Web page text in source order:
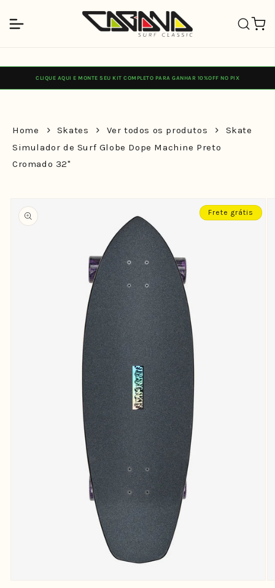
conteúdo
CLIQUE AQUI E MONTE SEU KIT COMPLETO PARA GANHAR 10%OFF NO PIX
Home Skates Ver todos os produtos
Skate
Simulador de Surf Globe Dope Machine Preto
Cromado 32"
informações
Frete grátis